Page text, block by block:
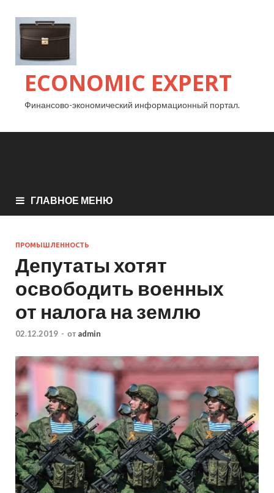
ECONOMIC EXPERT
Финансово-экономический информационный портал.
ГЛАВНОЕ МЕНЮ
ПРОМЫШЛЕННОСТЬ
Депутаты хотят
освободить военных
от налога на землю
02.12.2019 - от admin